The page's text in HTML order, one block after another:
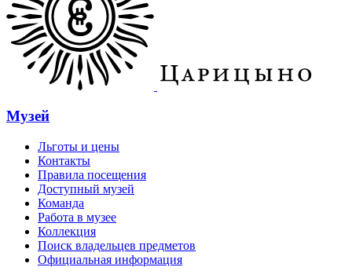
Музей
Льготы и цены
Контакты
Правила посещения
Доступный музей
Команда
Работа в музее
Коллекция
Поиск владельцев предметов
Официальная информация